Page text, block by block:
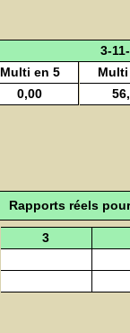
3-
Multi en 5
0,00
Rapports réels
3